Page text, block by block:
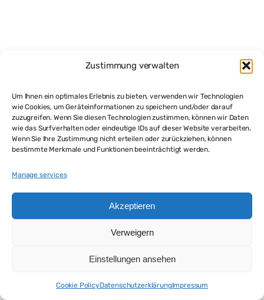
Zustimmung verwalten
Um Ihnen ein optimales Erlebnis zu bieten, verwenden wir Technologien
wie Cookies, um Geräteinformationen zu speichern und/oder darauf
zuzugreifen. Wenn Sie diesen Technologien zustimmen, können wir Daten
wie das Surfverhalten oder eindeutige IDs auf dieser Website verarbeiten.
Wenn Sie Ihre Zustimmung nicht erteilen oder zurückziehen, können
bestimmte Merkmale und Funktionen beeinträchtigt werden.
Manage services
Akzeptieren
Verweigern
Einstellungen ansehen
Cookie PolicyDatenschutzerklärungImpressum